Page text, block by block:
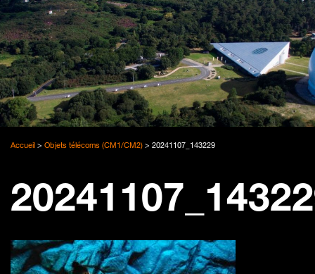
Accueil > Objets télécoms (CM1/CM2) > 20241107_143229